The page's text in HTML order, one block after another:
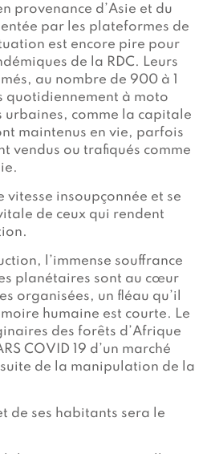
provenance d’Asie et du
par les plateformes de
est encore pire pour
de la RDC. Leurs
au nombre de 900 à 1
quotidiennement à moto
urbaines, comme la capitale
maintenus en vie, parfois
vendus ou trafiqués comme
vitesse insoupçonnée et se
de ceux qui rendent
l’immense souffrance
planétaires sont au cœur
organisées, un fléau qu’il
humaine est courte. Le
des forêts d’Afrique
COVID 19 d’un marché
de la manipulation de la
de ses habitants sera le